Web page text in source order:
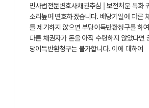
민사법전문변호사채권추심 | 보전처분 특화
소리높여 변호하겠습니다. 배당기일에 다른
를 제기하지 않으면 부당이득반환청구를 하
다른 채권자가 돈을 아직 수령하지 않았다면
당이득반환청구는 불가합니다. 이에 대하여